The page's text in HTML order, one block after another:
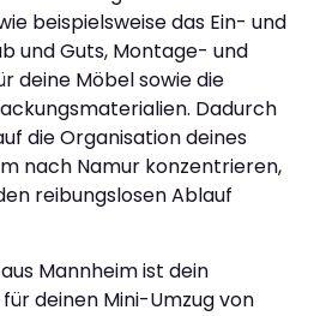
beispielsweise das Ein- und
und Guts, Montage- und
deine Möbel sowie die
Dadurch
die Organisation deines
nach Namur konzentrieren,
reibungslosen Ablauf
Mannheim ist dein
deinen Mini-Umzug von